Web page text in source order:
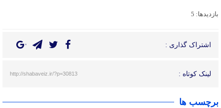
بازدیدها: 5
اشتراک گذاری :
لینک کوتاه : http://shabaveiz.ir/?p=30813
برچسب ها